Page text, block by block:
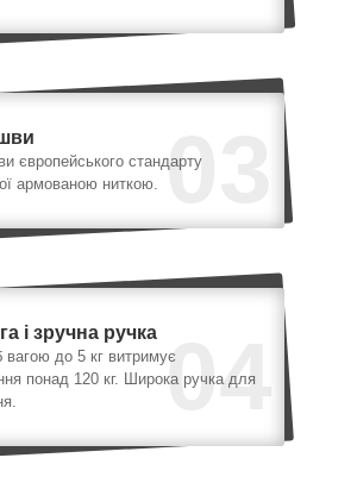
03
європейського стандарту
армованою ниткою.
04
і зручна ручка
вагою до 5 кг витримує
понад 120 кг. Широка ручка для